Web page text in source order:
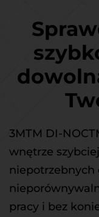
3MTM DI-
wnętrze
niepotrzebnych
pracy i bez